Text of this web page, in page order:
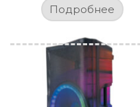
Подробнее